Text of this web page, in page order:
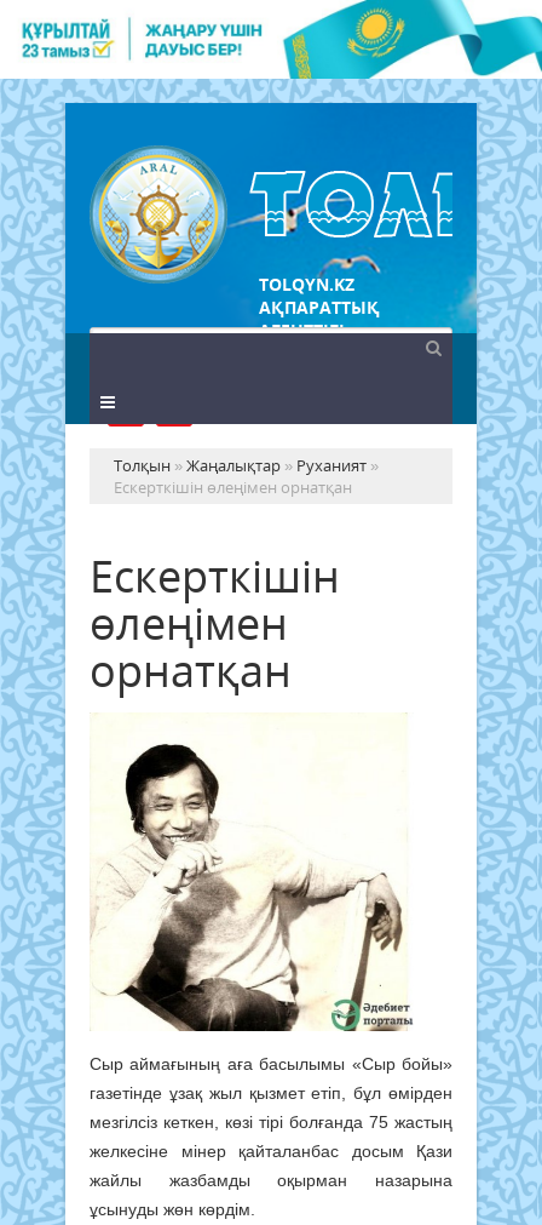
TOLQYN.KZ
АҚПАРАТТЫҚ
АГЕНТТІГІ
Толқын »Жаңалықтар » Руханият »
Ескерткішін өлеңімен орнатқан
Ескерткішін
өлеңімен
орнатқан
Сыр аймағының аға басылымы «Сыр бойы»
газетінде ұзақ жыл қызмет етіп, бұл өмірден
мезгілсіз кеткен, көзі тірі болғанда 75 жастың
желкесіне мінер қайталанбас досым Қази
жайлы жазбамды оқырман назарына
ұсынуды жөн көрдім.